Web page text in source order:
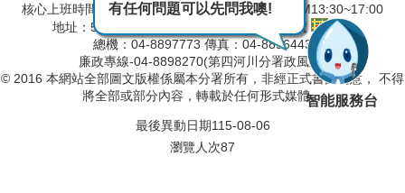
核心上班時間：星期一 ~ 星期五 AM8:30~12:30 PM13:30~17:00
地址：524001彰化縣溪州鄉中山路三段640號
總機：04-8897773 傳真：04-8896443
廉政專線-04-8898270(第四河川分署政風室)
© 2016 本網站全部圖文版權係屬本分署所有，非經正式書面同意， 不得
將全部或部分內容，轉載於任何形式媒體。
最後異動日期115-08-06
瀏覽人次87
有任何問題可以先問我噢!
智能服務台